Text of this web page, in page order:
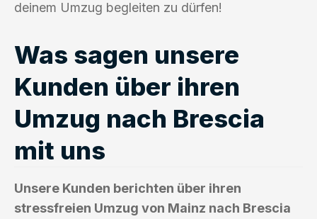
deinem Umzug begleiten zu dürfen!
Was sagen unsere
Kunden über ihren
Umzug nach Brescia
mit uns
Unsere Kunden berichten über ihren
stressfreien Umzug von Mainz nach Brescia